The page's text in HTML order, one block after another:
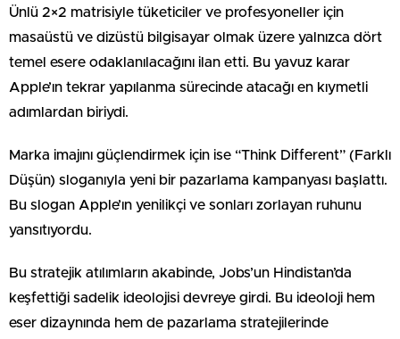
Ünlü 2×2 matrisiyle tüketiciler ve profesyoneller için
masaüstü ve dizüstü bilgisayar olmak üzere yalnızca dört
temel esere odaklanılacağını ilan etti. Bu yavuz karar
Apple’ın tekrar yapılanma sürecinde atacağı en kıymetli
adımlardan biriydi.
Marka imajını güçlendirmek için ise “Think Different” (Farklı
Düşün) sloganıyla yeni bir pazarlama kampanyası başlattı.
Bu slogan Apple’ın yenilikçi ve sonları zorlayan ruhunu
yansıtıyordu.
Bu stratejik atılımların akabinde, Jobs’un Hindistan’da
keşfettiği sadelik ideolojisi devreye girdi. Bu ideoloji hem
eser dizaynında hem de pazarlama stratejilerinde